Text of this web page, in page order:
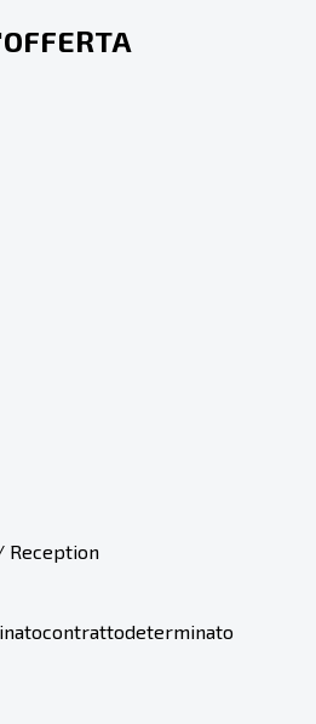
Reception
contrattodeterminato